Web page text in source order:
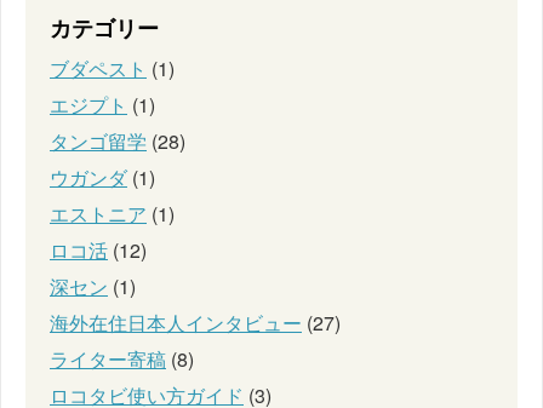
カテゴリー
ブダペスト (1)
エジプト (1)
タンゴ留学 (28)
ウガンダ(1)
エストニア (1)
ロコ活 (12)
深セン (1)
海外在住日本人インタビュー (27)
ライター寄稿 (8)
ロコタビ使い方ガイド (3)